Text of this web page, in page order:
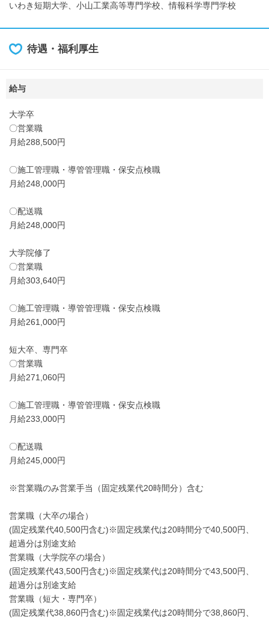
いわき短期大学、小山工業高等専門学校、情報科学専門学校
待遇・福利厚生
給与
大学卒
〇営業職
月給288,500円
〇施工管理職・導管管理職・保安点検職
月給248,000円
〇配送職
月給248,000円
大学院修了
〇営業職
月給303,640円
〇施工管理職・導管管理職・保安点検職
月給261,000円
短大卒、専門卒
〇営業職
月給271,060円
〇施工管理職・導管管理職・保安点検職
月給233,000円
〇配送職
月給245,000円
※営業職のみ営業手当（固定残業代20時間分）含む
営業職（大卒の場合）
(固定残業代40,500円含む)※固定残業代は20時間分で40,500円、
超過分は別途支給
営業職（大学院卒の場合）
(固定残業代43,500円含む)※固定残業代は20時間分で43,500円、
超過分は別途支給
営業職（短大・専門卒）
(固定残業代38,860円含む)※固定残業代は20時間分で38,860円、